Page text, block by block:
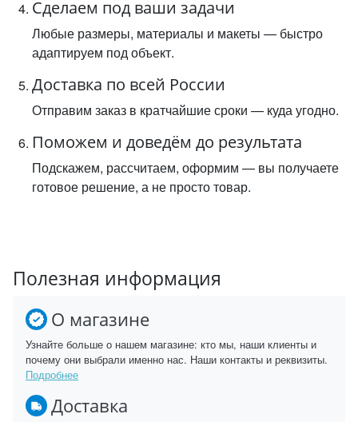
Сделаем под ваши задачи
Любые размеры, материалы и макеты — быстро
адаптируем под объект.
Доставка по всей России
Отправим заказ в кратчайшие сроки — куда угодно.
Поможем и доведём до результата
Подскажем, рассчитаем, оформим — вы получаете
готовое решение, а не просто товар.
Полезная информация
О магазине
Узнайте больше о нашем магазине: кто мы, наши клиенты и
почему они выбрали именно нас. Наши контакты и реквизиты.
Подробнее
Доставка